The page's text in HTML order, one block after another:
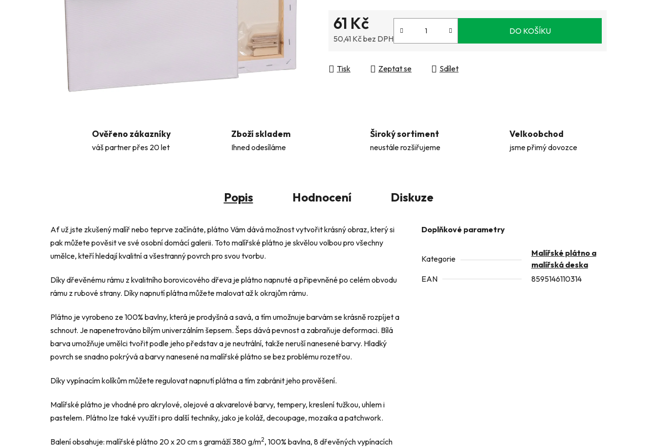
hvězdiček.
61 Kč
50,41 Kč bez DPH
DO KOŠÍKU
Tisk Zeptat se Sdílet
Ověřeno zákazníky
váš partner přes 20 let
Zboží skladem
Ihned odesíláme
Široký sortiment
neustále rozšiřujeme
Velkoobchod
jsme přimý dovozce
Popis Hodnocení Diskuze
Ať už jste zkušený malíř nebo teprve začínáte, plátno Vám dává možnost vytvořit krásný obraz, který si
pak můžete pověsit ve své osobní domácí galerii. Toto malířské plátno je skvělou volbou pro všechny
umělce, kteří hledají kvalitní a všestranný povrch pro svou tvorbu.
Díky dřevěnému rámu z kvalitního borovicového dřeva je plátno napnuté a připevněné po celém obvodu
rámu z rubové strany. Díky napnutí plátna můžete malovat až k okrajům rámu.
Plátno je vyrobeno ze 100% bavlny, která je prodyšná a savá, a tím umožnuje barvám se krásně rozpíjet a
schnout. Je napenetrováno bílým univerzálním šepsem. Šeps dává pevnost a zabraňuje deformaci. Bílá
barva umožňuje umělci tvořit podle jeho představ a je neutrální, takže neruší nanesené barvy. Hladký
povrch se snadno pokrývá a barvy nanesené na malířské plátno se bez problému rozetřou.
Díky vypínacím kolíkům můžete regulovat napnutí plátna a tím zabránit jeho prověšení.
Malířské plátno je vhodné pro akrylové, olejové a akvarelové barvy, tempery, kreslení tužkou, uhlem i
pastelem. Plátno lze také využít i pro další techniky, jako je koláž, decoupage, mozaika a patchwork.
Balení obsahuje: malířské plátno 20 x 20 cm s gramáží 380g/m2, 100% bavlna, 8 dřevěných vypínacích
Doplňkové parametry
Kategorie
Malířské plátno a
malířská deska
EAN
8595146110314